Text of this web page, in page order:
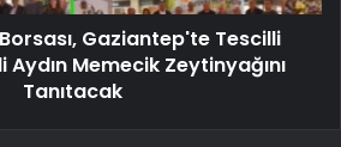
Gaziantep'te Tescilli
Memecik Zeytinyağını
Tanıtacak